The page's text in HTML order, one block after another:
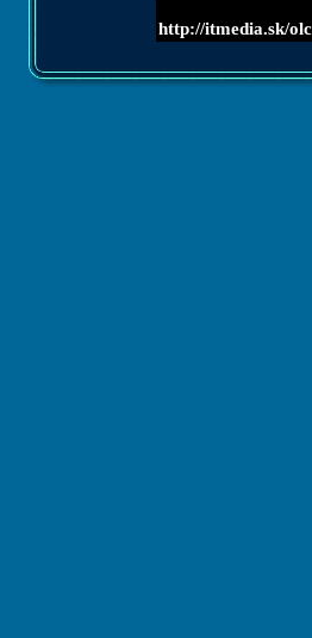
http://itmedia.sk/